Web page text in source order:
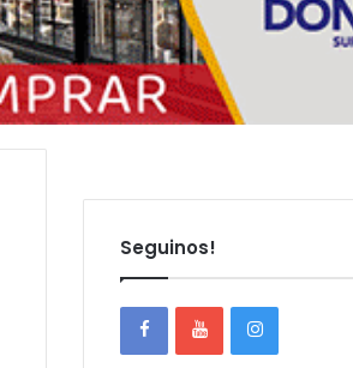
Seguinos!